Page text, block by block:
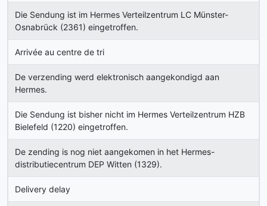
Die Sendung ist im Hermes Verteilzentrum LC Münster-
Osnabrück (2361) eingetroffen.
Arrivée au centre de tri
De verzending werd elektronisch aangekondigd aan
Hermes.
Die Sendung ist bisher nicht im Hermes Verteilzentrum HZB
Bielefeld (1220) eingetroffen.
De zending is nog niet aangekomen in het Hermes-
distributiecentrum DEP Witten (1329).
Delivery delay